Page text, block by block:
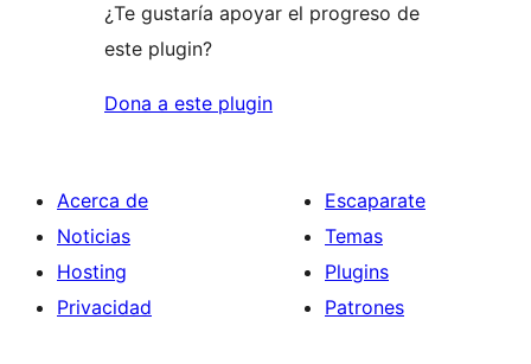
¿Te gustaría apoyar el progreso de
este plugin?
Dona a este plugin
Acerca de
Noticias
Hosting
Privacidad
Escaparate
Temas
Plugins
Patrones